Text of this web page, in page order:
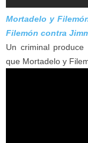
Mortadelo y
Filemón contra
Un criminal
que Mortadelo y